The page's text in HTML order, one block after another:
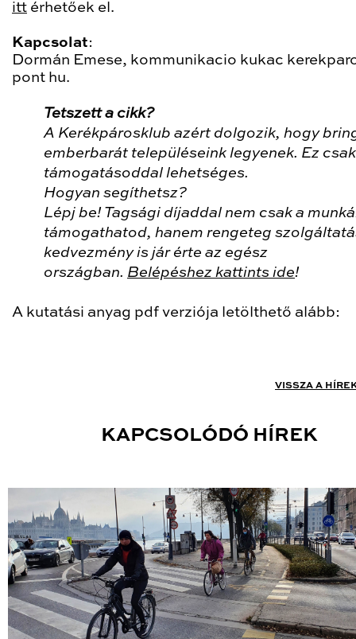
itt érhetőek el.
Kapcsolat:
Dormán Emese, kommunikacio kukac
pont hu.
Tetszett a cikk?
A Kerékpárosklub azért dolgozik, hogy
emberbarát településeink legyenek. Ez csak
támogatásoddal lehetséges.
Hogyan segíthetsz?
Lépj be! Tagsági díjaddal nem csak a
támogathatod, hanem rengeteg
kedvezmény is jár érte az egész
országban. Belépéshez kattints ide!
A kutatási anyag pdf verziója letölthető alább:
VISSZA A
KAPCSOLÓDÓ HÍREK